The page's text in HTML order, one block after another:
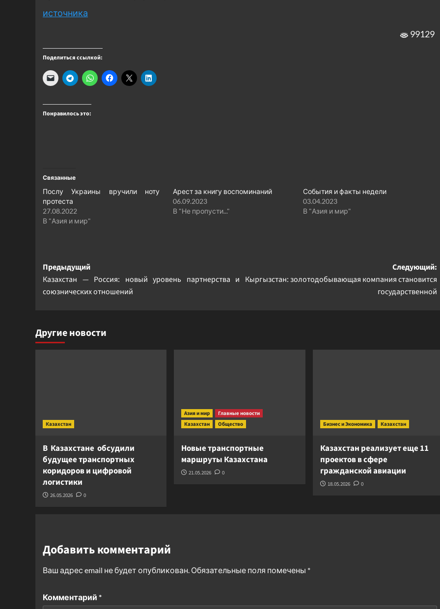
источника
99129
Поделиться ссылкой:
Понравилось это:
Связанные
Послу Украины вручили ноту
протеста
27.08.2022
В "Азия и мир"
Арест за книгу воспоминаний
06.09.2023
В "Не пропусти..."
События и факты недели
03.04.2023
В "Азия и мир"
Навигация
записи
Предыдущий
Казахстан — Россия: новый уровень партнерства и
союзнических отношений
Следующий:
Кыргызстан: золотодобывающая компания становится
государственной
Другие новости
Казахстан
В Казахстане обсудили
будущее транспортных
коридоров и цифровой
логистики
26.05.2026 0
Азия и мир
Главные новости
Казахстан
Общество
Новые транспортные
маршруты Казахстана
21.05.2026 0
Бизнес и Экономика Казахстан
Казахстан реализует еще 11
проектов в сфере
гражданской авиации
18.05.2026 0
Добавить комментарий
Ваш адрес email не будет опубликован. Обязательные поля помечены *
Комментарий *